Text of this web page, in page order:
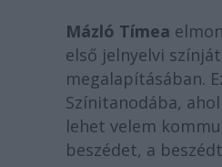
Mázló Tímea
első jelnyelvi
megalapításában.
Színitanodába,
lehet velem
beszédet, a